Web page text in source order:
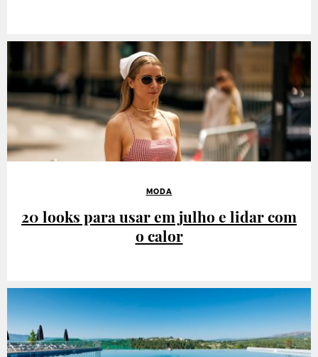
MODA
20 looks para usar em julho e lidar com
o calor